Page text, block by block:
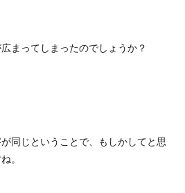
まってしまったのでしょうか？
同じということで、もしかしてと思
。